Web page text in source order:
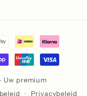
Uw premium
Privacybeleid